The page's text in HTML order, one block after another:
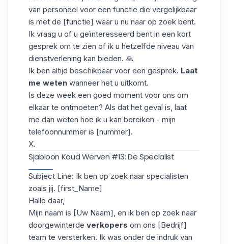
van personeel voor een functie die vergelijkbaar
is met de [functie] waar u nu naar op zoek bent.
Ik vraag u of u geïnteresseerd bent in een kort
gesprek om te zien of ik u hetzelfde niveau van
dienstverlening kan bieden. 🙏
Ik ben altijd beschikbaar voor een gesprek. Laat
me weten wanneer het u uitkomt.
Is deze week een goed moment voor ons om
elkaar te ontmoeten? Als dat het geval is, laat
me dan weten hoe ik u kan bereiken - mijn
telefoonnummer is [nummer].
X.
Sjabloon Koud Werven #13: De Specialist
Subject Line: Ik ben op zoek naar specialisten
zoals jij. [first_Name]
Hallo daar,
Mijn naam is [Uw Naam], en ik ben op zoek naar
doorgewinterde verkopers om ons [Bedrijf]
team te versterken. Ik was onder de indruk van